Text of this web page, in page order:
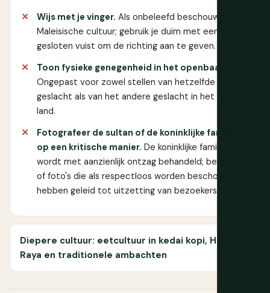
Wijs met je vinger. Als onbeleefd beschouwd in de
Maleisische cultuur; gebruik je duim met een
gesloten vuist om de richting aan te geven.
Toon fysieke genegenheid in het openbaar.
Ongepast voor zowel stellen van hetzelfde
geslacht als van het andere geslacht in het hele
land.
Fotografeer de sultan of de koninklijke familie
op een kritische manier. De koninklijke familie
wordt met aanzienlijk ontzag behandeld; berichten
of foto's die als respectloos worden beschouwd,
hebben geleid tot uitzetting van bezoekers.
Diepere cultuur: eetcultuur in kedai kopi, Hari
Raya en traditionele ambachten